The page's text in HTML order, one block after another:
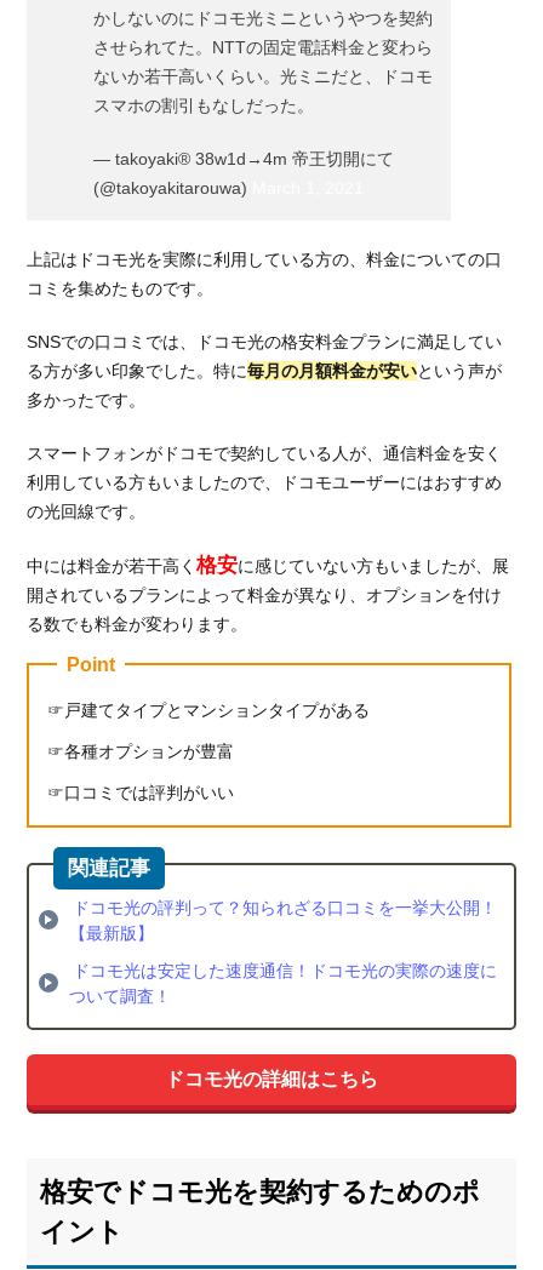
料レン
タルで
きる
の公
ャン
ペー
ンも
可
3.2.1.
工事費
無料キ
ャンペ
ーン
dポイ
ントプ
レゼン
ト
4.
ド
モ
以
外
に
格
安
で
え
光
回
を
4.1.
auひ
かしないのにドコモ光ミニというやつを契約
させられてた。NTTの固定電話料金と変わら
ないか若干高いくらい。光ミニだと、ドコモ
スマホの割引もなしだった。
— takoyaki® 38w1d→4m 帝王切開にて
(@takoyakitarouwa)
上記はドコモ光を実際に利用している方の、料金についての口
コミを集めたものです。
SNSでの口コミでは、ドコモ光の格安料金プランに満足してい
る方が多い印象でした。特に毎月の月額料金が安いという声が
多かったです。
スマートフォンがドコモで契約している人が、通信料金を安く
利用している方もいましたので、ドコモユーザーにはおすすめ
の光回線です。
中には料金が若干高く格安に感じていない方もいましたが、展
開されているプランによって料金が異なり、オプションを付け
る数でも料金が変わります。
Point
戸建てタイプとマンションタイプがある
各種オプションが豊富
口コミでは評判がいい
ドコモ光の評判って？知られざる口コミを一挙大公開！
【最新版】
ドコモ光は安定した速度通信！ドコモ光の実際の速度に
ついて調査！
ドコモ光の詳細はこちら
格安でドコモ光を契約するためのポ
イント